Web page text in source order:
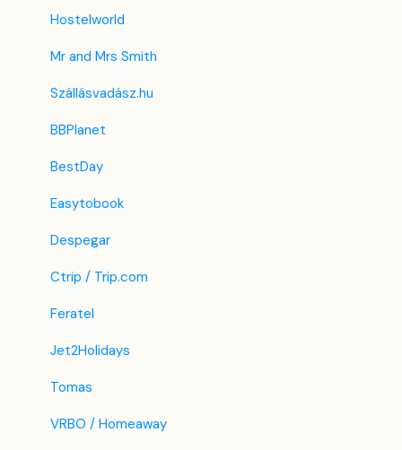
Hostelworld
Mr and Mrs Smith
Szállásvadász.hu
BBPlanet
BestDay
Easytobook
Despegar
Ctrip / Trip.com
Feratel
Jet2Holidays
Tomas
VRBO / Homeaway